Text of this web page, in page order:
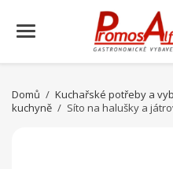
Domů Kuchařské potřeby a
kuchyně
Síto na halušky a